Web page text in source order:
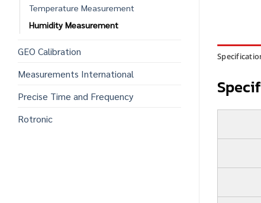
Temperature Measurement
Humidity Measurement
GEO Calibration
Measurements International
Precise Time and Frequency
Rotronic